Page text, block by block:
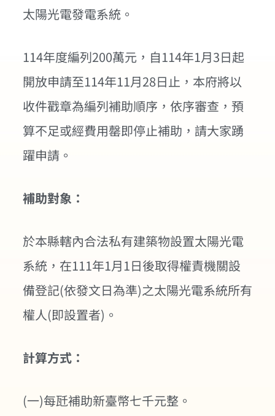
太陽光電發電系統。
114年度編列200萬元，自114年1月3日起
開放申請至114年11月28日止，本府將以
收件戳章為編列補助順序，依序審查，預
算不足或經費用罄即停止補助，請大家踴
躍申請。
補助對象：
於本縣轄內合法私有建築物設置太陽光電
系統，在111年1月1日後取得權責機關設
備登記(依發文日為準)之太陽光電系統所有
權人(即設置者)。
計算方式：
(一)每瓩補助新臺幣七千元整。